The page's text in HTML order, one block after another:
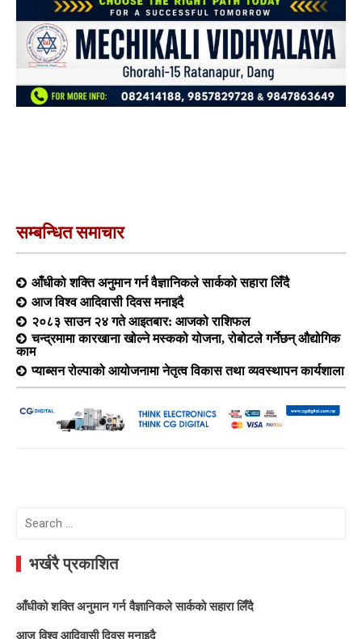
सम्बन्धित समाचार
आँधीको शक्ति अनुमान गर्न वैज्ञानिकले सार्कको सहारा लिँदै
आज विश्व आदिवासी दिवस मनाइदै
२०८३ साउन २४ गते आइतबार: आजको राशिफल
चन्द्रमामा कारखाना खोल्ने मस्कको योजना, रोबोटले गर्नेछन् औद्योगिक
काम
प्याब्सन रोल्पाको आयोजनामा नेतृत्व विकास तथा व्यवस्थापन कार्यशाला
Search
भर्खरै प्रकाशित
आँधीको शक्ति अनुमान गर्न वैज्ञानिकले सार्कको सहारा लिँदै
आज विश्व आदिवासी दिवस मनाइदै